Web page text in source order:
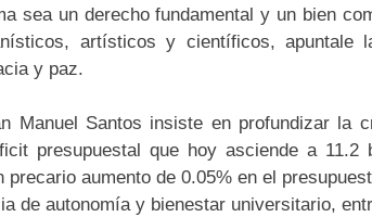
sea un derecho fundamental y un bien
artísticos y científicos,
y paz.
Manuel Santos insiste en profundizar la
presupuestal que hoy asciende a
precario aumento de 0.05% en el
de autonomía y bienestar universitario,